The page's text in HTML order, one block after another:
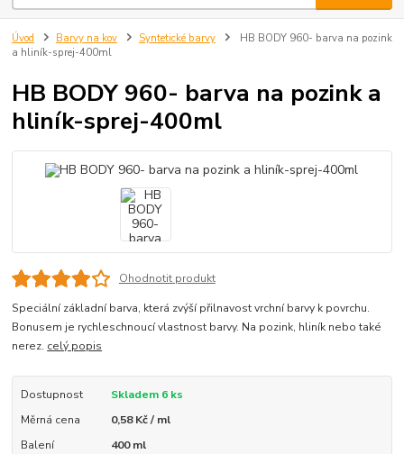
Úvod Barvy na kov Syntetické barvy
HB BODY 960- barva na pozink
a hliník-sprej-400ml
HB BODY 960- barva na pozink a
hliník-sprej-400ml
Ohodnotit produkt
Speciální základní barva, která zvýší přilnavost vrchní barvy k povrchu.
Bonusem je rychleschnoucí vlastnost barvy. Na pozink, hliník nebo také
nerez. celý popis
Dostupnost
Skladem 6 ks
Měrná cena
0,58 Kč / ml
Balení
400 ml